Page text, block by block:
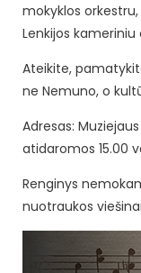
mokyklos
Lenkijos kameriniu
Ateikite,
ne Nemuno, o
Adresas:
atidaromos 15.00
Renginys
nuotraukos